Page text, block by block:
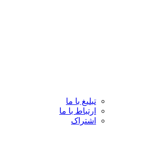
تبلیغ با ما
ارتباط با ما
اشتراک